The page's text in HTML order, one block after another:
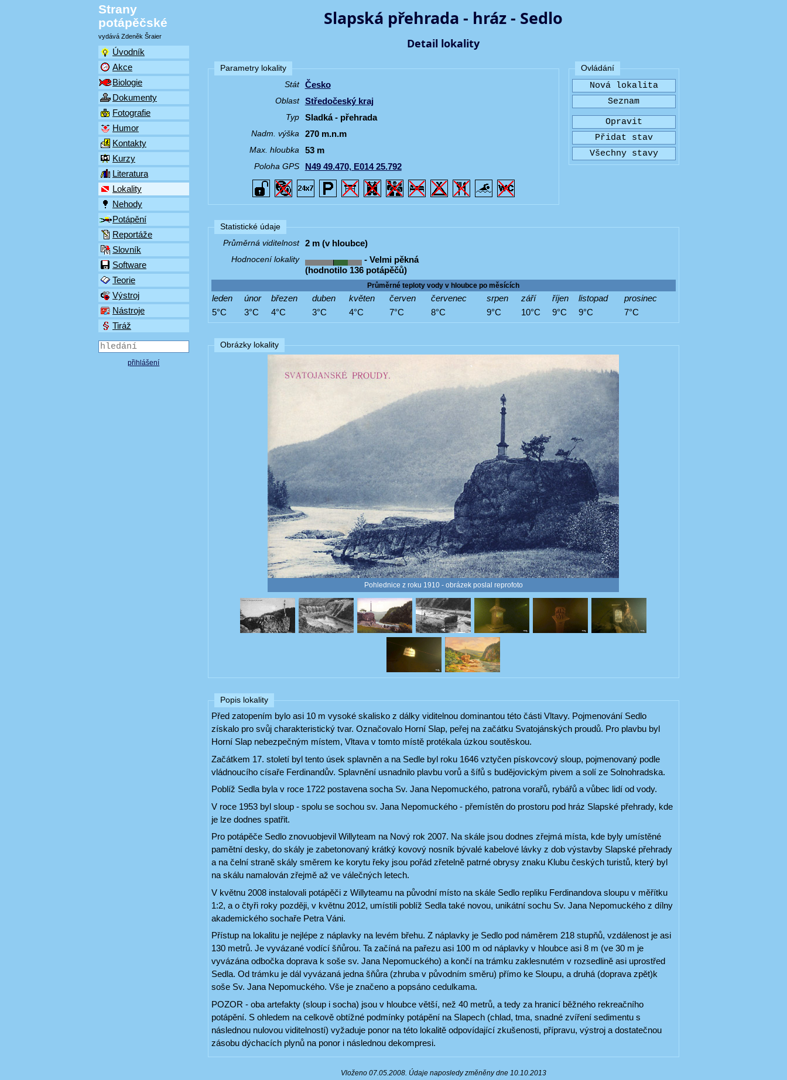
Strany
potápěčské
vydává Zdeněk Šraier
Úvodník
Akce
Biologie
Dokumenty
Fotografie
Humor
Kontakty
Kurzy
Literatura
Lokality
Nehody
Potápění
Reportáže
Slovník
Software
Teorie
Výstroj
Nástroje
Tiráž
přihlášení
Slapská přehrada - hráz - Sedlo
Detail lokality
Ovládání
Parametry lokality
Stát
Česko
Oblast Středočeský kraj
Typ Sladká - přehrada
Nadm. výška 270 m.n.m
Max. hloubka 53 m
Poloha GPS N49 49.470, E014 25.792
Statistické údaje
Průměrná viditelnost
2 m (v hloubce)
Hodnocení lokality
- Velmi pěkná
(hodnotilo 136 potápěčů)
Průměrné teploty vody v hloubce po měsících
leden únor březen duben květen červen červenec srpen září říjen listopad
prosinec
5°C
3°C 4°C 3°C 4°C 7°C 8°C 9°C 10°C 9°C 9°C 7°C
Obrázky lokality
Pohlednice z roku 1910 - obrázek poslal reprofoto
Popis lokality
Před zatopením bylo asi 10 m vysoké skalisko z dálky viditelnou dominantou této části Vltavy. Pojmenování Sedlo
získalo pro svůj charakteristický tvar. Označovalo Horní Slap, peřej na začátku Svatojánských proudů. Pro plavbu byl
Horní Slap nebezpečným místem, Vltava v tomto místě protékala úzkou soutěskou.
Začátkem 17. století byl tento úsek splavněn a na Sedle byl roku 1646 vztyčen pískovcový sloup, pojmenovaný podle
vládnoucího císaře Ferdinandův. Splavnění usnadnilo plavbu vorů a šífů s budějovickým pivem a solí ze Solnohradska.
Poblíž Sedla byla v roce 1722 postavena socha Sv. Jana Nepomuckého, patrona vorařů, rybářů a vůbec lidí od vody.
V roce 1953 byl sloup - spolu se sochou sv. Jana Nepomuckého - přemístěn do prostoru pod hráz Slapské přehrady, kde
je lze dodnes spatřit.
Pro potápěče Sedlo znovuobjevil Willyteam na Nový rok 2007. Na skále jsou dodnes zřejmá místa, kde byly umístěné
pamětní desky, do skály je zabetonovaný krátký kovový nosník bývalé kabelové lávky z dob výstavby Slapské přehrady
a na čelní straně skály směrem ke korytu řeky jsou pořád zřetelně patrné obrysy znaku Klubu českých turistů, který byl
na skálu namalován zřejmě až ve válečných letech.
V květnu 2008 instalovali potápěči z Willyteamu na původní místo na skále Sedlo repliku Ferdinandova sloupu v měřítku
1:2, a o čtyři roky později, v květnu 2012, umístili poblíž Sedla také novou, unikátní sochu Sv. Jana Nepomuckého z dílny
akademického sochaře Petra Váni.
Přístup na lokalitu je nejlépe z náplavky na levém břehu. Z náplavky je Sedlo pod náměrem 218 stupňů, vzdálenost je asi
130 metrů. Je vyvázané vodící šňůrou. Ta začíná na pařezu asi 100 m od náplavky v hloubce asi 8 m (ve 30 m je
vyvázána odbočka doprava k soše sv. Jana Nepomuckého) a končí na trámku zaklesnutém v rozsedlině asi uprostřed
Sedla. Od trámku je dál vyvázaná jedna šňůra (zhruba v původním směru) přímo ke Sloupu, a druhá (doprava zpět)k
soše Sv. Jana Nepomuckého. Vše je značeno a popsáno cedulkama.
POZOR - oba artefakty (sloup i socha) jsou v hloubce větší, než 40 metrů, a tedy za hranicí běžného rekreačního
potápění. S ohledem na celkově obtížné podmínky potápění na Slapech (chlad, tma, snadné zvíření sedimentu s
následnou nulovou viditelností) vyžaduje ponor na této lokalitě odpovídající zkušenosti, přípravu, výstroj a dostatečnou
zásobu dýchacích plynů na ponor i následnou dekompresi.
Vloženo 07.05.2008. Údaje naposledy změněny dne 10.10.2013